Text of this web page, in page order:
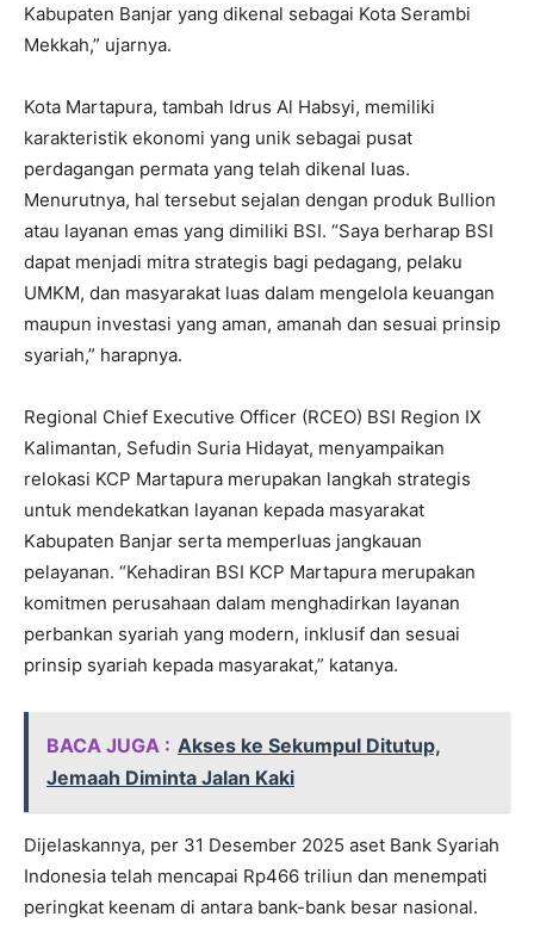
Kabupaten Banjar yang dikenal sebagai Kota Serambi
Mekkah,” ujarnya.
Kota Martapura, tambah Idrus Al Habsyi, memiliki
karakteristik ekonomi yang unik sebagai pusat
perdagangan permata yang telah dikenal luas.
Menurutnya, hal tersebut sejalan dengan produk Bullion
atau layanan emas yang dimiliki BSI. “Saya berharap BSI
dapat menjadi mitra strategis bagi pedagang, pelaku
UMKM, dan masyarakat luas dalam mengelola keuangan
maupun investasi yang aman, amanah dan sesuai prinsip
syariah,” harapnya.
Regional Chief Executive Officer (RCEO) BSI Region IX
Kalimantan, Sefudin Suria Hidayat, menyampaikan
relokasi KCP Martapura merupakan langkah strategis
untuk mendekatkan layanan kepada masyarakat
Kabupaten Banjar serta memperluas jangkauan
pelayanan. “Kehadiran BSI KCP Martapura merupakan
komitmen perusahaan dalam menghadirkan layanan
perbankan syariah yang modern, inklusif dan sesuai
prinsip syariah kepada masyarakat,” katanya.
BACA JUGA : Akses ke Sekumpul Ditutup,
Jemaah Diminta Jalan Kaki
Dijelaskannya, per 31 Desember 2025 aset Bank Syariah
Indonesia telah mencapai Rp466 triliun dan menempati
peringkat keenam di antara bank-bank besar nasional.